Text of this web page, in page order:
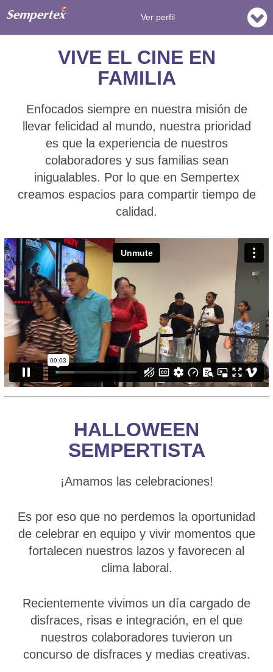
Ver perfil
VIVE EL CINE EN
FAMILIA
Enfocados siempre en nuestra misión de
llevar felicidad al mundo, nuestra prioridad
es que la experiencia de nuestros
colaboradores y sus familias sean
inigualables. Por lo que en Sempertex
creamos espacios para compartir tiempo de
calidad.
HALLOWEEN
SEMPERTISTA
¡Amamos las celebraciones!
Es por eso que no perdemos la oportunidad
de celebrar en equipo y vivir momentos que
fortalecen nuestros lazos y favorecen al
clima laboral.
Recientemente vivimos un día cargado de
disfraces, risas e integración, en el que
nuestros colaboradores tuvieron un
concurso de disfraces y medias creativas.